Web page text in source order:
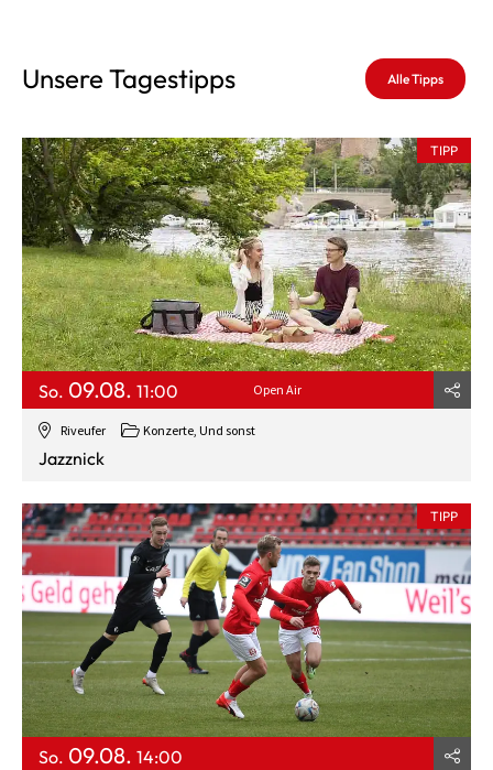
Unsere Tagestipps Alle Tipps
Riveufer Konzerte, Und sonst
TIPP
So. 09.08. 11:00 Open Air
Jazznick
TIPP
So. 09.08. 14:00